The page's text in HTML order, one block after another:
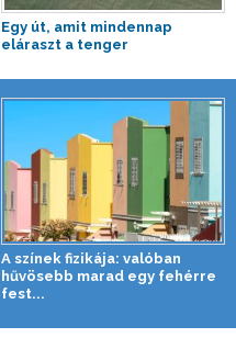
Egy út, amit mindennap
eláraszt a tenger
A színek fizikája: valóban
hűvösebb marad egy fehérre
fest...